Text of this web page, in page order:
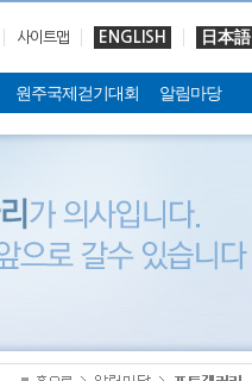
사이트맵 ENGLISH 日本語
원주국제걷기대회 알림마당